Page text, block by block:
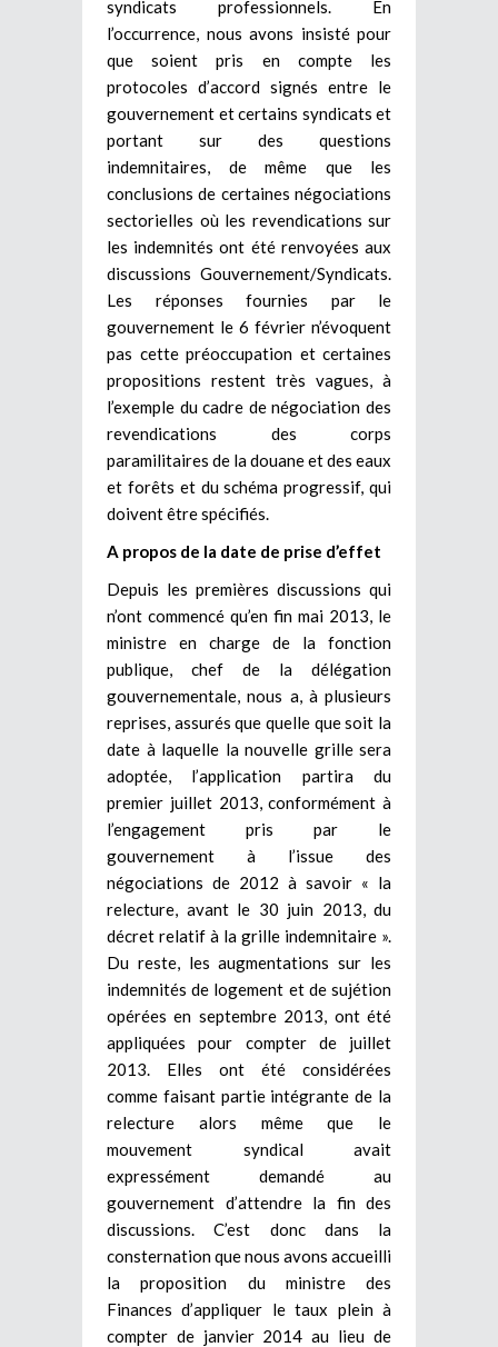
syndicats professionnels. En
l’occurrence, nous avons insisté pour
que soient pris en compte les
protocoles d’accord signés entre le
gouvernement et certains syndicats et
portant sur des questions
indemnitaires, de même que les
conclusions de certaines négociations
sectorielles où les revendications sur
les indemnités ont été renvoyées aux
discussions Gouvernement/Syndicats.
Les réponses fournies par le
gouvernement le 6 février n’évoquent
pas cette préoccupation et certaines
propositions restent très vagues, à
l’exemple du cadre de négociation des
revendications des corps
paramilitaires de la douane et des eaux
et forêts et du schéma progressif, qui
doivent être spécifiés.
A propos de la date de prise d’effet
Depuis les premières discussions qui
n’ont commencé qu’en fin mai 2013, le
ministre en charge de la fonction
publique, chef de la délégation
gouvernementale, nous a, à plusieurs
reprises, assurés que quelle que soit la
date à laquelle la nouvelle grille sera
adoptée, l’application partira du
premier juillet 2013, conformément à
l’engagement pris par le
gouvernement à l’issue des
négociations de 2012 à savoir « la
relecture, avant le 30 juin 2013, du
décret relatif à la grille indemnitaire ».
Du reste, les augmentations sur les
indemnités de logement et de sujétion
opérées en septembre 2013, ont été
appliquées pour compter de juillet
2013. Elles ont été considérées
comme faisant partie intégrante de la
relecture alors même que le
mouvement syndical avait
expressément demandé au
gouvernement d’attendre la fin des
discussions. C’est donc dans la
consternation que nous avons accueilli
la proposition du ministre des
Finances d’appliquer le taux plein à
compter de janvier 2014 au lieu de